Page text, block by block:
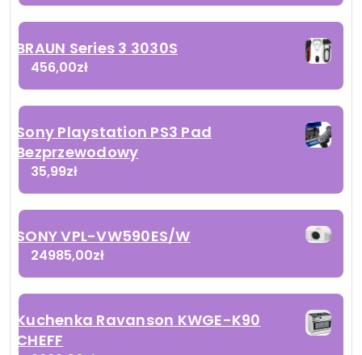
BRAUN Series 3 3030S
456,00zł
Sony Playstation PS3 Pad
Bezprzewodowy
35,99zł
SONY VPL-VW590ES/W
24985,00zł
Kuchenka Ravanson KWGE-K90
CHEFF